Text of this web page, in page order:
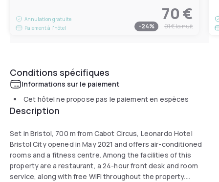
Annulation gratuite
Paiement à l'hôtel
70 €
-24% 91 €la nuit
Conditions spécifiques
Informations sur le paiement
Cet hôtel ne propose pas le paiement en espèces
Description
Set in Bristol, 700 m from Cabot Circus, Leonardo Hotel
Bristol City opened in May 2021 and offers air-conditioned
rooms and a fitness centre. Among the facilities of this
property are a restaurant, a 24-hour front desk and room
service, along with free WiFi throughout the property.